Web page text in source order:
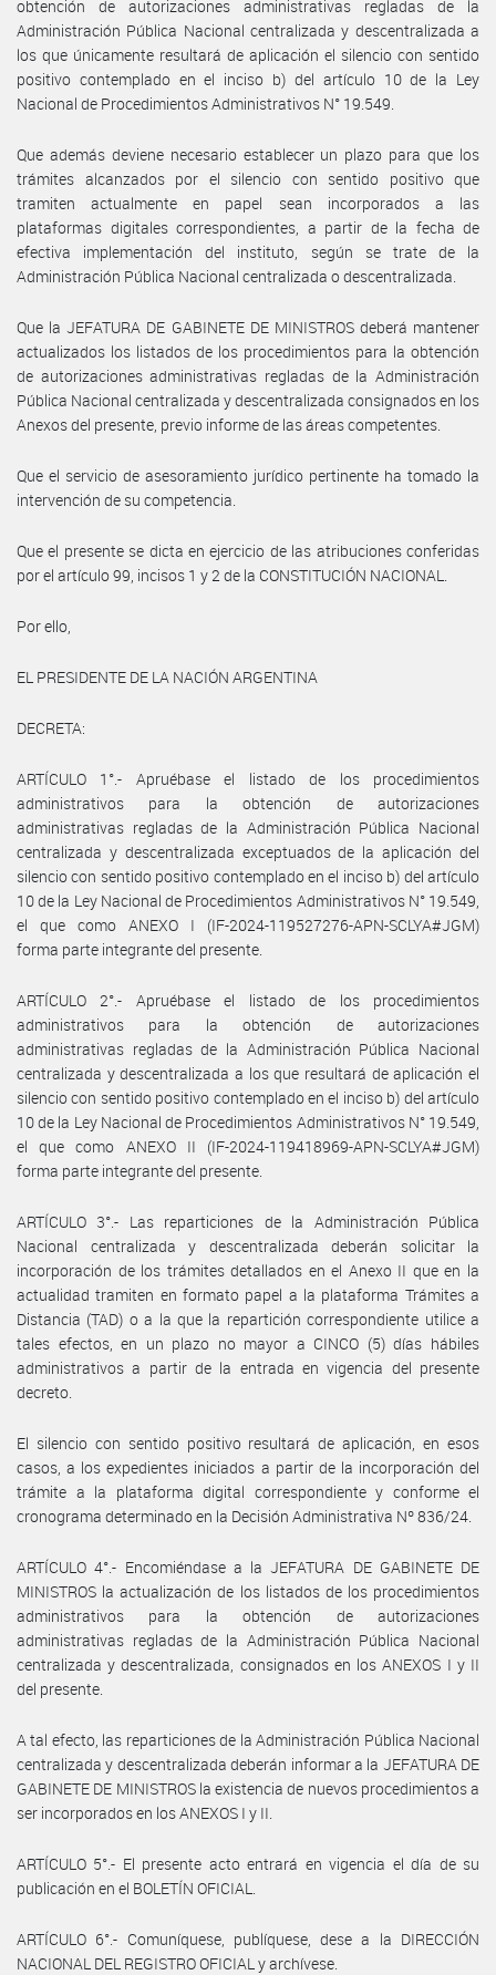
obtención de autorizaciones administrativas regladas de la
Administración Pública Nacional centralizada y descentralizada a
los que únicamente resultará de aplicación el silencio con sentido
positivo contemplado en el inciso b) del artículo 10 de la Ley
Nacional de Procedimientos Administrativos N° 19.549.
Que además deviene necesario establecer un plazo para que los
trámites alcanzados por el silencio con sentido positivo que
tramiten actualmente en papel sean incorporados a las
plataformas digitales correspondientes, a partir de la fecha de
efectiva implementación del instituto, según se trate de la
Administración Pública Nacional centralizada o descentralizada.
Que la JEFATURA DE GABINETE DE MINISTROS deberá mantener
actualizados los listados de los procedimientos para la obtención
de autorizaciones administrativas regladas de la Administración
Pública Nacional centralizada y descentralizada consignados en los
Anexos del presente, previo informe de las áreas competentes.
Que el servicio de asesoramiento jurídico pertinente ha tomado la
intervención de su competencia.
Que el presente se dicta en ejercicio de las atribuciones conferidas
por el artículo 99, incisos 1 y 2 de la CONSTITUCIÓN NACIONAL.
Por ello,
EL PRESIDENTE DE LA NACIÓN ARGENTINA
DECRETA:
ARTÍCULO 1°.- Apruébase el listado de los procedimientos
administrativos para la obtención de autorizaciones
administrativas regladas de la Administración Pública Nacional
centralizada y descentralizada exceptuados de la aplicación del
silencio con sentido positivo contemplado en el inciso b) del artículo
10 de la Ley Nacional de Procedimientos Administrativos N° 19.549,
el que como ANEXO I (IF-2024-119527276-APN-SCLYA#JGM)
forma parte integrante del presente.
ARTÍCULO 2°.- Apruébase el listado de los procedimientos
administrativos para la obtención de autorizaciones
administrativas regladas de la Administración Pública Nacional
centralizada y descentralizada a los que resultará de aplicación el
silencio con sentido positivo contemplado en el inciso b) del artículo
10 de la Ley Nacional de Procedimientos Administrativos N° 19.549,
el que como ANEXO II (IF-2024-119418969-APN-SCLYA#JGM)
forma parte integrante del presente.
ARTÍCULO 3°.- Las reparticiones de la Administración Pública
Nacional centralizada y descentralizada deberán solicitar la
incorporación de los trámites detallados en el Anexo II que en la
actualidad tramiten en formato papel a la plataforma Trámites a
Distancia (TAD) o a la que la repartición correspondiente utilice a
tales efectos, en un plazo no mayor a CINCO (5) días hábiles
administrativos a partir de la entrada en vigencia del presente
decreto.
El silencio con sentido positivo resultará de aplicación, en esos
casos, a los expedientes iniciados a partir de la incorporación del
trámite a la plataforma digital correspondiente y conforme el
cronograma determinado en la Decisión Administrativa Nº 836/24.
ARTÍCULO 4°.- Encomiéndase a la JEFATURA DE GABINETE DE
MINISTROS la actualización de los listados de los procedimientos
administrativos para la obtención de autorizaciones
administrativas regladas de la Administración Pública Nacional
centralizada y descentralizada, consignados en los ANEXOS I y II
del presente.
A tal efecto, las reparticiones de la Administración Pública Nacional
centralizada y descentralizada deberán informar a la JEFATURA DE
GABINETE DE MINISTROS la existencia de nuevos procedimientos a
ser incorporados en los ANEXOS I y II.
ARTÍCULO 5°.- El presente acto entrará en vigencia el día de su
publicación en el BOLETÍN OFICIAL.
ARTÍCULO 6°.- Comuníquese, publíquese, dese a la DIRECCIÓN
NACIONAL DEL REGISTRO OFICIAL y archívese.